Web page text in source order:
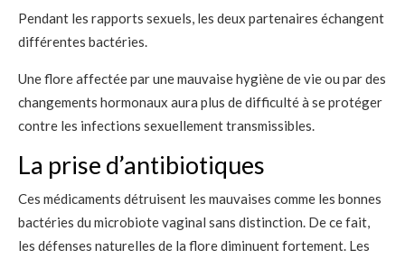
Pendant les rapports sexuels, les deux partenaires échangent
différentes bactéries.
Une flore affectée par une mauvaise hygiène de vie ou par des
changements hormonaux aura plus de difficulté à se protéger
contre les infections sexuellement transmissibles.
La prise d’antibiotiques
Ces médicaments détruisent les mauvaises comme les bonnes
bactéries du microbiote vaginal sans distinction. De ce fait,
les défenses naturelles de la flore diminuent fortement. Les